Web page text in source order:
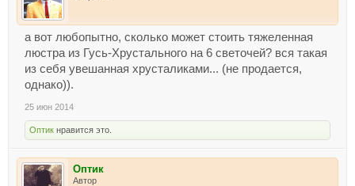
а вот любопытно, сколько может стоить тяжеленная
люстра из Гусь-Хрустального на 6 светочей? вся такая
из себя увешанная хрусталиками... (не продается,
однако)).
25 июн 2014
Оптик нравится это.
Оптик
Автор